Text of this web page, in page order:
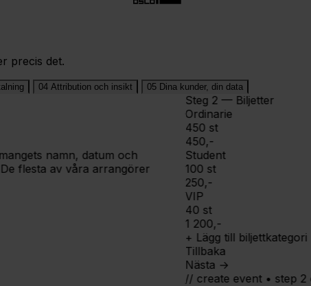
precis det.
04 Attribution och insikt 05 Dina kunder, din data
namn, datum och
flesta av våra arrangörer
Steg 2 — Biljetter
Ordinarie
450 st
450,-
Student
100 st
250,-
VIP
40 st
1 200,-
+ Lägg till biljettkategori
Tillbaka
Nästa →
// create event • step 2